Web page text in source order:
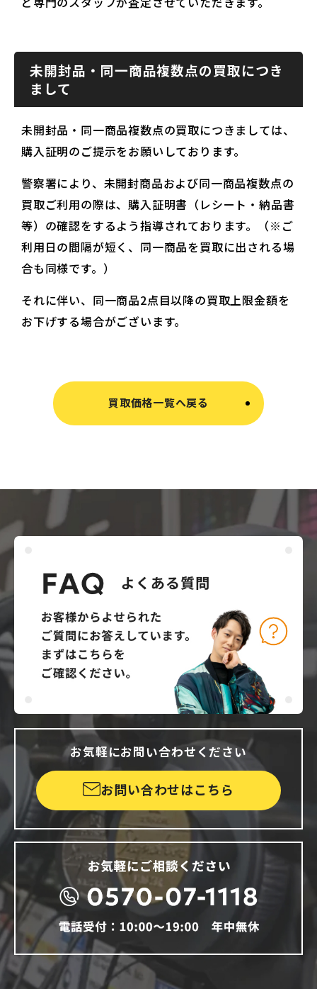
未開封品・同一商品複数点の買取につき
まして
未開封品・同一商品複数点の買取につきましては、
購入証明のご提示をお願いしております。
警察署により、未開封商品および同一商品複数点の
買取ご利用の際は、購入証明書（レシート・納品書
等）の確認をするよう指導されております。（※ご
利用日の間隔が短く、同一商品を買取に出される場
合も同様です。）
それに伴い、同一商品2点目以降の買取上限金額を
お下げする場合がございます。
買取価格一覧へ戻る
お気軽にお問い合わせください
お問い合わせはこちら